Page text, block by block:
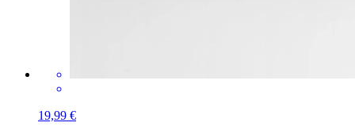
19,99 €